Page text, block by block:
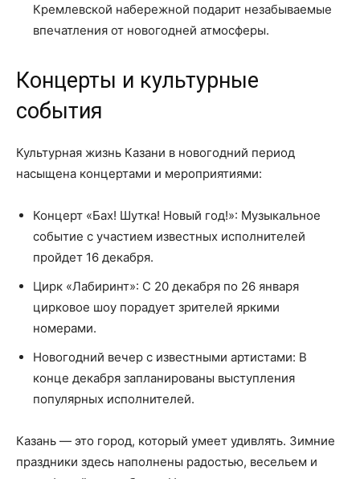
Кремлевской набережной подарит незабываемые
впечатления от новогодней атмосферы.
Концерты и культурные
события
Культурная жизнь Казани в новогодний период
насыщена концертами и мероприятиями:
Концерт «Бах! Шутка! Новый год!»: Музыкальное
событие с участием известных исполнителей
пройдет 16 декабря.
Цирк «Лабиринт»: С 20 декабря по 26 января
цирковое шоу порадует зрителей яркими
номерами.
Новогодний вечер с известными артистами: В
конце декабря запланированы выступления
популярных исполнителей.
Казань — это город, который умеет удивлять. Зимние
праздники здесь наполнены радостью, весельем и